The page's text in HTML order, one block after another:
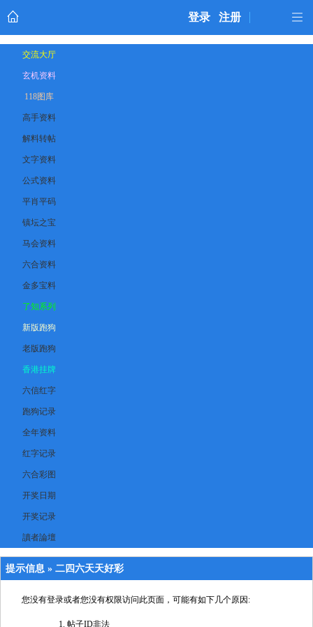
登录 注册
交流大厅
玄机资料
118图库
高手资料
解料转帖
文字资料
公式资料
平肖平码
镇坛之宝
马会资料
六合资料
金多宝料
了知系列
新版跑狗
老版跑狗
香港挂牌
六信红字
跑狗记录
全年资料
红字记录
六合彩图
开奖日期
开奖记录
讀者論壇
提示信息 » 二四六天天好彩
您没有登录或者您没有权限访问此页面，可能有如下几个原因:
帖子ID非法